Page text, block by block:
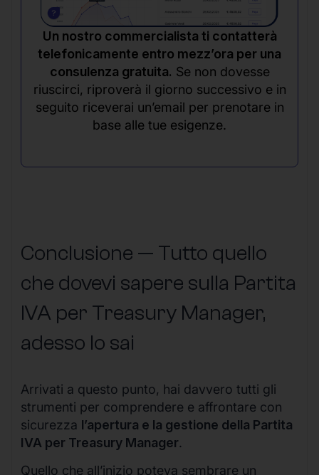
Un nostro commercialista ti contatterà
telefonicamente entro mezz’ora per una
consulenza gratuita. Se non dovesse
riuscirci, riproverà il giorno successivo e in
seguito riceverai un’email per prenotare in
base alle tue esigenze.
Conclusione — Tutto quello
che dovevi sapere sulla Partita
IVA per Treasury Manager,
adesso lo sai
Arrivati a questo punto, hai davvero tutti gli
strumenti per comprendere e affrontare con
sicurezza l’apertura e la gestione della Partita
IVA per Treasury Manager.
Quello che all’inizio poteva sembrare un